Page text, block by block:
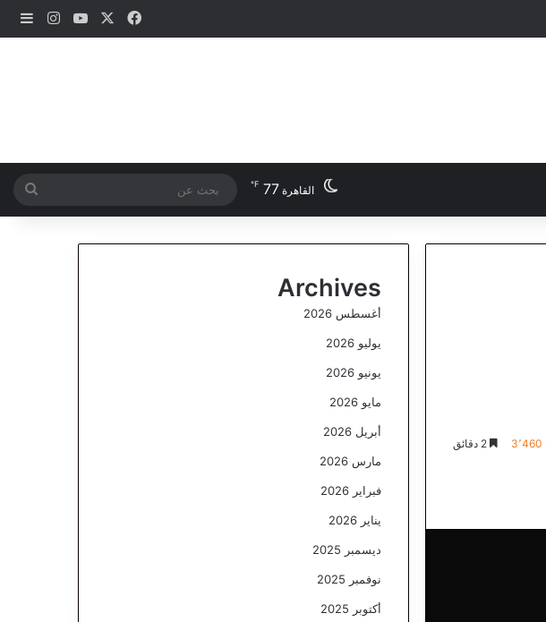
فيسبوك ‫YouTube
القاهرة 77
℉
عن
3٬460
Archives
أغسطس 2026
يوليو 2026
يونيو 2026
مايو 2026
أبريل 2026
مارس 2026
فبراير 2026
يناير 2026
ديسمبر 2025
نوفمبر 2025
أكتوبر 2025